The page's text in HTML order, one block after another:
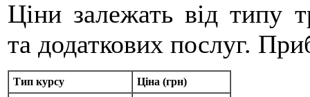
Ціни залежать від типу
та додаткових послуг.
Тип курсу
Ціна (грн)